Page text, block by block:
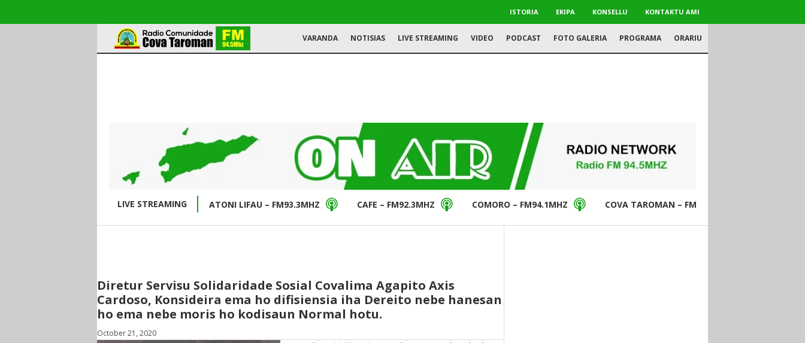
ISTORIA EKIPA KONSELLU KONTAKTU AMI
VARANDA NOTISIAS LIVE STREAMING VIDEO PODCAST FOTO GALERIA PROGRAMA ORARIU
LIVE STREAMING ATONI LIFAU – FM93.3MHZ CAFE – FM92.3MHZ COMORO – FM94.1MHZ COVA TAROMAN – FM94.5MHZ
Diretur Servisu Solidaridade Sosial Covalima Agapito Axis
Cardoso, Konsideira ema ho difisiensia iha Dereito nebe hanesan
ho ema nebe moris ho kodisaun Normal hotu.
October 21, 2020